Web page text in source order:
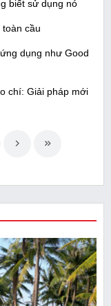
biết sử dụng nó
toàn cầu
dụng như Good
chí: Giải pháp mới